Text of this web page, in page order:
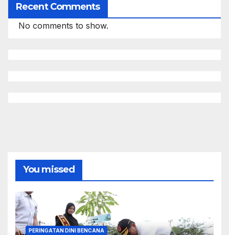
Recent Comments
No comments to show.
You missed
PERINGATAN DINI BENCANA